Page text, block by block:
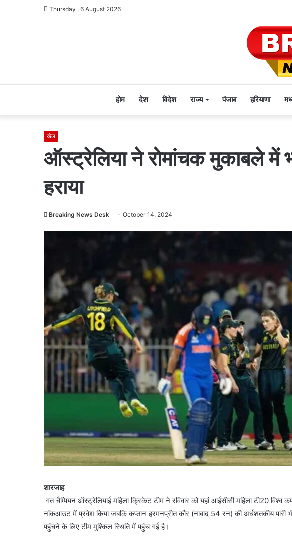
Thursday , 6 August 2026
होम देश विदेश राज्य पंजाब हरियाणा
खेल
ऑस्ट्रेलिया ने रोमांचक मुकाबले में
हराया
Breaking News Desk October 14, 2024
शारजाह
गत चैम्पियन ऑस्ट्रेलियाई महिला क्रिकेट टीम ने रविवार को यहां आईसीसी महिला टी20
नॉकआउट में प्रवेश किया जबकि कप्तान हरमनप्रीत कौर (नाबाद 54 रन) की अर्धशतकीय
पहुंचने के लिए टीम मुश्किल स्थिति में पहुंच गई है।